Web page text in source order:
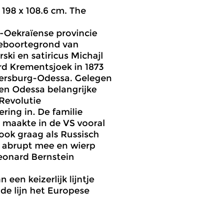
x 108.6 cm. The
provincie
van
en satiricus Michajl
Krementsjoek in 1873
Odessa. Gelegen
Odessa belangrijke
in. De familie
in de VS vooral
graag als Russisch
abrupt mee en wierp
Bernstein
een keizerlijk lijntje
lijn het Europese